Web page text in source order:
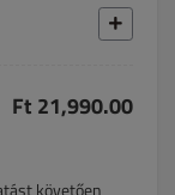
Ft 21,990.00
követően